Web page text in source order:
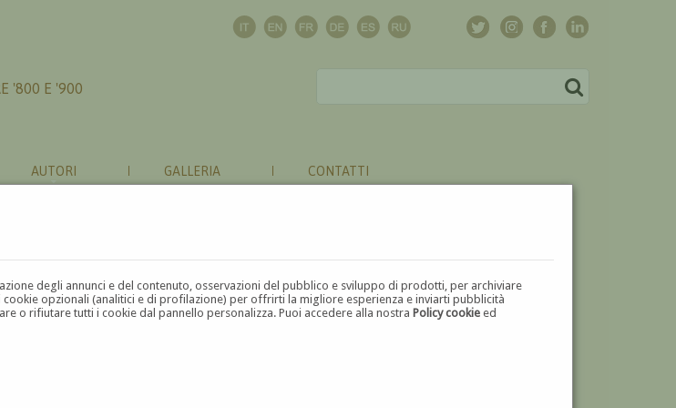
degli annunci e del contenuto, osservazioni del pubblico e sviluppo di prodotti, per archiviare
opzionali (analitici e di profilazione) per offrirti la migliore esperienza e inviarti pubblicità
o rifiutare tutti i cookie dal pannello personalizza. Puoi accedere alla nostraPolicy cookie ed
'800 E '900
AUTORI GALLERIA CONTATTI
L M N O P Q R S T U V W X Y Z ⬅